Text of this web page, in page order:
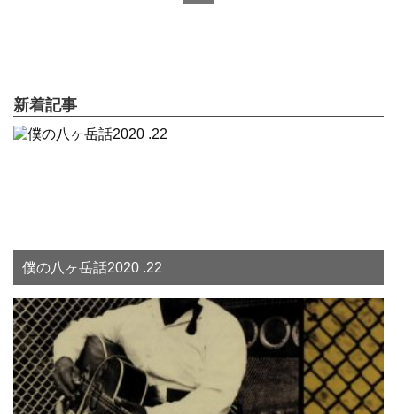
新着記事
僕の八ヶ岳話2020 .22